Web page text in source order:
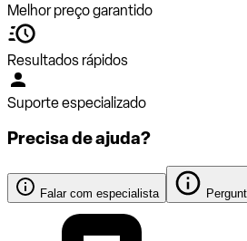
Melhor preço garantido
Resultados rápidos
Suporte especializado
Precisa de ajuda?
Falar com especialista